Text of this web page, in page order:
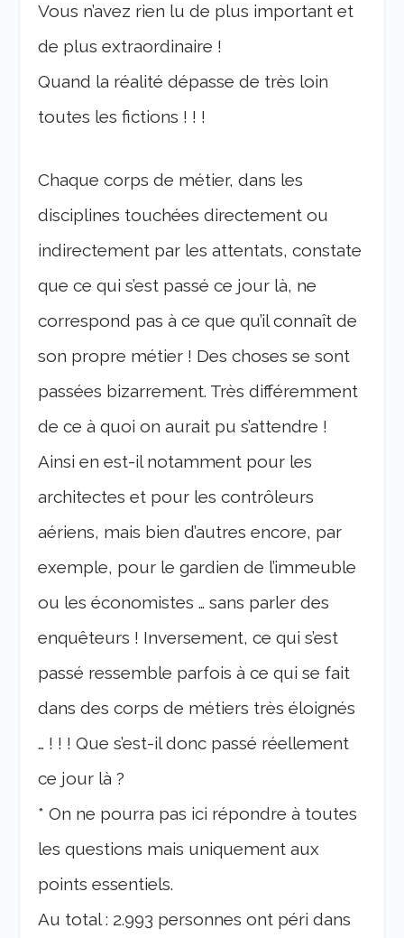
Vous n’avez rien lu de plus important et
de plus extraordinaire !
Quand la réalité dépasse de très loin
toutes les fictions ! ! !
Chaque corps de métier, dans les
disciplines touchées directement ou
indirectement par les attentats, constate
que ce qui s’est passé ce jour là, ne
correspond pas à ce que qu’il connaît de
son propre métier ! Des choses se sont
passées bizarrement. Très différemment
de ce à quoi on aurait pu s’attendre !
Ainsi en est-il notamment pour les
architectes et pour les contrôleurs
aériens, mais bien d’autres encore, par
exemple, pour le gardien de l’immeuble
ou les économistes … sans parler des
enquêteurs ! Inversement, ce qui s’est
passé ressemble parfois à ce qui se fait
dans des corps de métiers très éloignés
… ! ! ! Que s’est-il donc passé réellement
ce jour là ?
* On ne pourra pas ici répondre à toutes
les questions mais uniquement aux
points essentiels.
Au total : 2.993 personnes ont péri dans